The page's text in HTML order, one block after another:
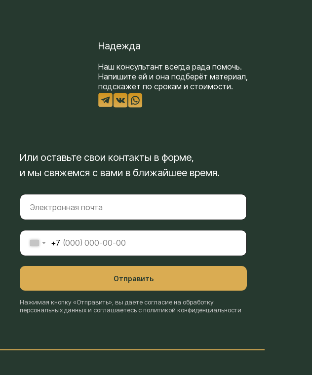
Или оставьте свои контакты в форме,
и мы свяжемся с вами в ближайшее время.
Наш консультант всегда рада помочь.
Напишите ей и она подберёт материал,
подскажет по срокам и стоимости.
Надежда
+7
Отправить
Нажимая кнопку «Отправить», вы даете согласие на обработку
персональных данных и соглашаетесь с политикой конфиденциальности